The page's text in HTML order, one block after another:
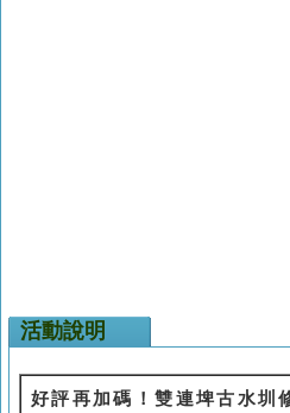
活動說明
好評再加碼！雙連埤古水圳